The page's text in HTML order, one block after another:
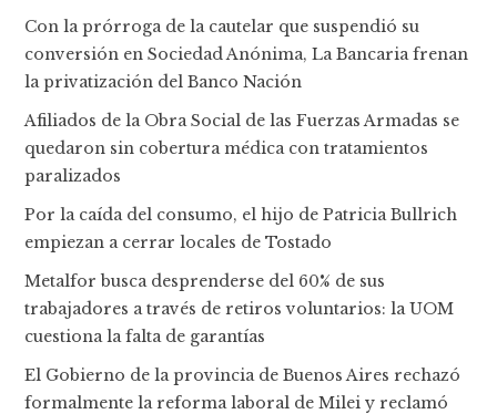
Con la prórroga de la cautelar que suspendió su
conversión en Sociedad Anónima, La Bancaria frenan
la privatización del Banco Nación
Afiliados de la Obra Social de las Fuerzas Armadas se
quedaron sin cobertura médica con tratamientos
paralizados
Por la caída del consumo, el hijo de Patricia Bullrich
empiezan a cerrar locales de Tostado
Metalfor busca desprenderse del 60% de sus
trabajadores a través de retiros voluntarios: la UOM
cuestiona la falta de garantías
El Gobierno de la provincia de Buenos Aires rechazó
formalmente la reforma laboral de Milei y reclamó